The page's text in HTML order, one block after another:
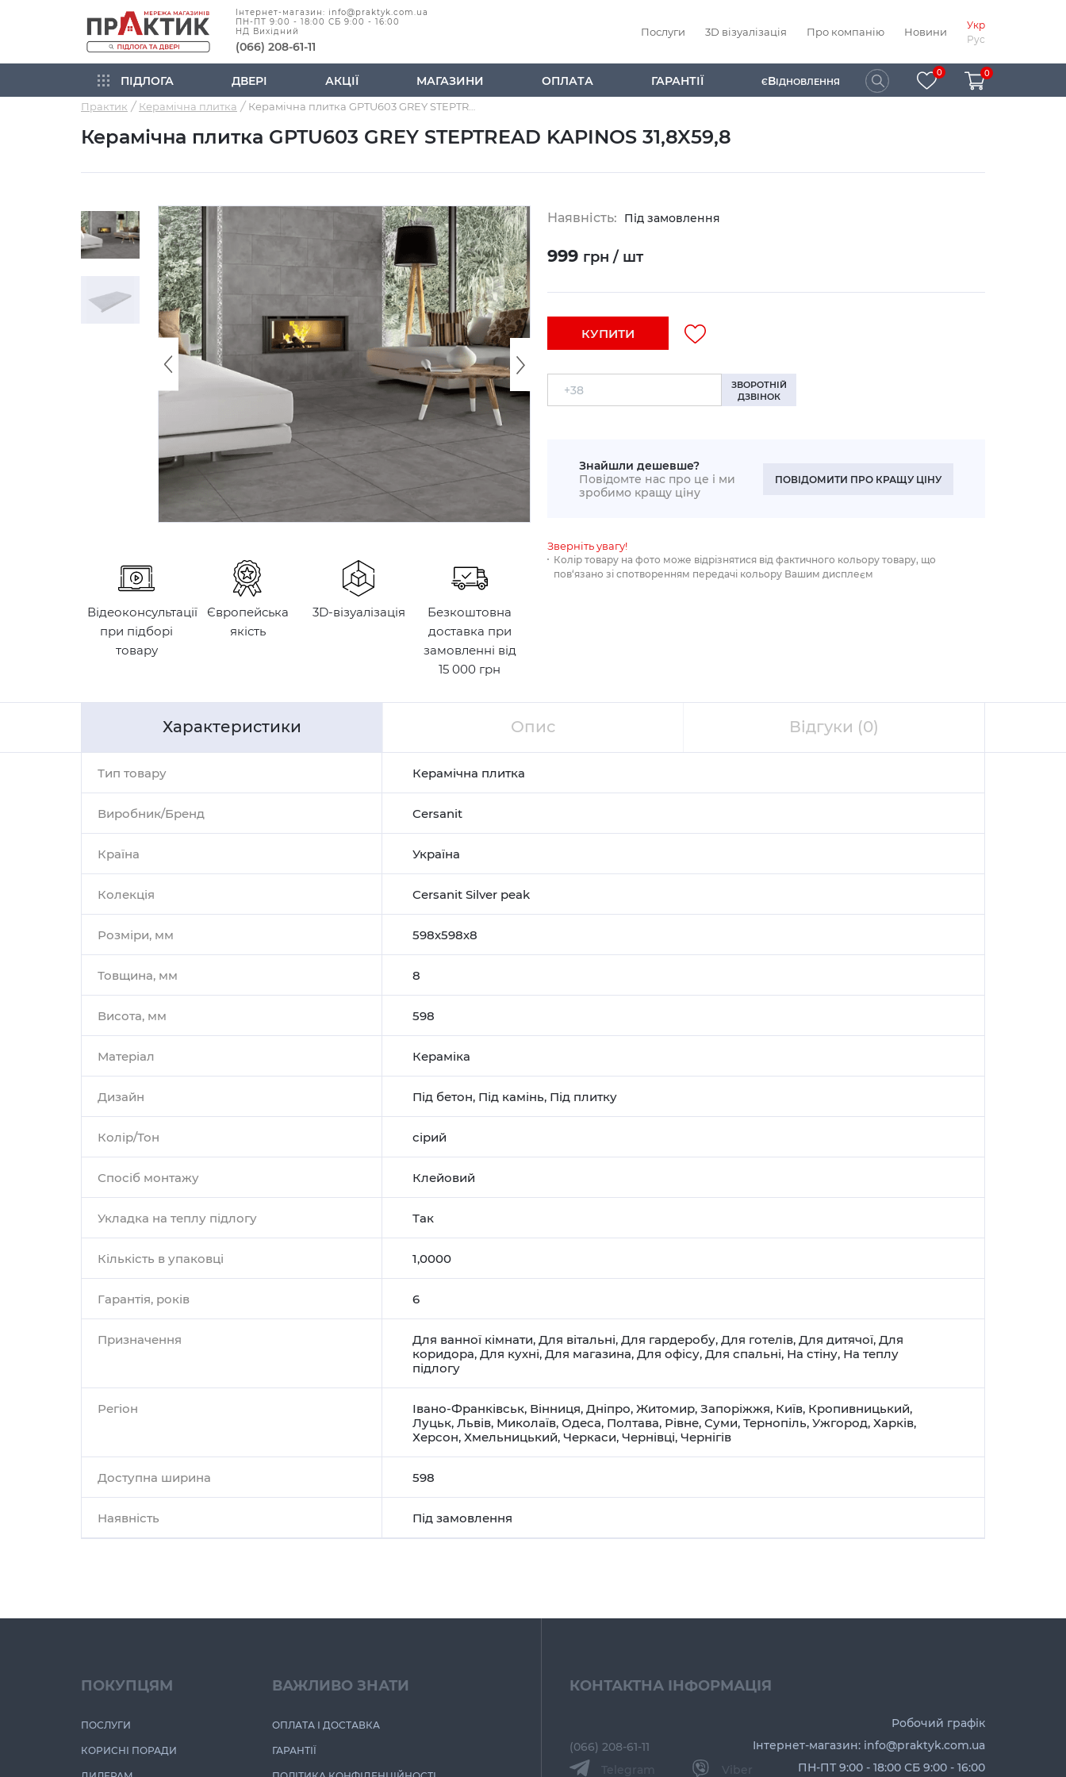
Інтернет-магазин: info@praktyk.com.ua
ПН-ПТ 9:00 - 18:00 СБ 9:00 - 16:00
НД Вихідний
(066) 208-61-11
Послуги 3D візуалізація Про компанію Новини
Укр
Рус
ПІДЛОГА ДВЕРІ АКЦІЇ МАГАЗИНИ ОПЛАТА ГАРАНТІЇ ЄВІДНОВЛЕННЯ
0 0
Практик Керамічна плитка
Керамічна плитка GPTU603 GREY STEPTREAD KAPINOS 31,8X59,8
Відеоконсультації
при підборі
товару
Європейська
якість
3D-візуалізація
Безкоштовна
доставка при
замовленні від
15 000 грн
Наявність: Під замовлення
999 грн / шт
КУПИТИ
ЗВОРОТНІЙ
ДЗВІНОК
Знайшли дешевше?
Повідомте нас про це і ми
зробимо кращу ціну
ПОВІДОМИТИ ПРО КРАЩУ ЦІНУ
Зверніть увагу!
Колір товару на фото може відрізнятися від фактичного кольору товару, що
пов‘язано зі спотворенням передачі кольору Вашим дисплеєм
Характеристики Опис Відгуки (0)
Тип товару Керамічна плитка
Виробник/Бренд Cersanit
Країна Україна
Колекція Cersanit Silver peak
Розміри, мм 598х598х8
Товщина, мм 8
Висота, мм 598
Матеріал Кераміка
Дизайн Під бетон, Під камінь, Під плитку
Колір/Тон сірий
Спосіб монтажу Клейовий
Укладка на теплу підлогу Так
Кількість в упаковці 1,0000
Гарантія, років 6
Призначення Для ванної кімнати, Для вітальні, Для гардеробу, Для готелів, Для дитячої, Для
коридора, Для кухні, Для магазина, Для офісу, Для спальні, На стіну, На теплу
підлогу
Регіон Івано-Франківськ, Вінниця, Дніпро, Житомир, Запоріжжя, Київ, Кропивницький,
Луцьк, Львів, Миколаїв, Одеса, Полтава, Рівне, Суми, Тернопіль, Ужгород, Харків,
Херсон, Хмельницький, Черкаси, Чернівці, Чернігів
Доступна ширина 598
Наявність Під замовлення
ПОКУПЦЯМ
ПОСЛУГИ
КОРИСНІ ПОРАДИ
ВАЖЛИВО ЗНАТИ
ОПЛАТА І ДОСТАВКА
ГАРАНТІЇ
КОНТАКТНА ІНФОРМАЦІЯ
(066) 208-61-11
Telegram
Viber
Робочий графік
Інтернет-магазин: info@praktyk.com.ua
ПН-ПТ 9:00 - 18:00 СБ 9:00 - 16:00